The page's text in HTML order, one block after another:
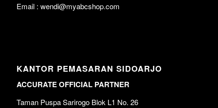
Email : wendi@myabcshop.com
KANTOR PEMASARAN SIDOARJO
ACCURATE OFFICIAL PARTNER
Taman Puspa Sarirogo Blok L1 No. 26